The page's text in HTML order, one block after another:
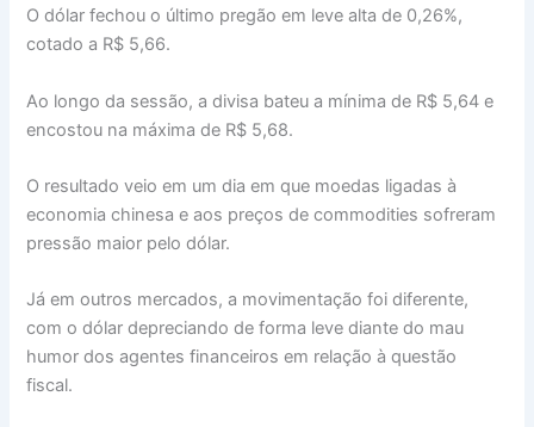
O dólar fechou o último pregão em leve alta de 0,26%,
cotado a R$ 5,66.
Ao longo da sessão, a divisa bateu a mínima de R$ 5,64 e
encostou na máxima de R$ 5,68.
O resultado veio em um dia em que moedas ligadas à
economia chinesa e aos preços de commodities sofreram
pressão maior pelo dólar.
Já em outros mercados, a movimentação foi diferente,
com o dólar depreciando de forma leve diante do mau
humor dos agentes financeiros em relação à questão
fiscal.